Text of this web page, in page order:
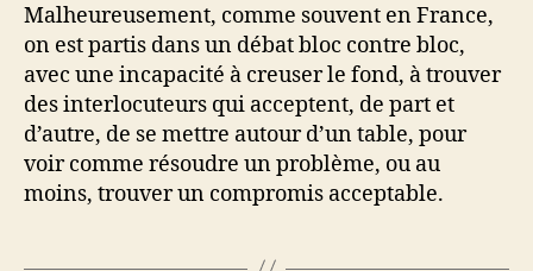
Malheureusement, comme souvent en France,
on est partis dans un débat bloc contre bloc,
avec une incapacité à creuser le fond, à trouver
des interlocuteurs qui acceptent, de part et
d’autre, de se mettre autour d’un table, pour
voir comme résoudre un problème, ou au
moins, trouver un compromis acceptable.